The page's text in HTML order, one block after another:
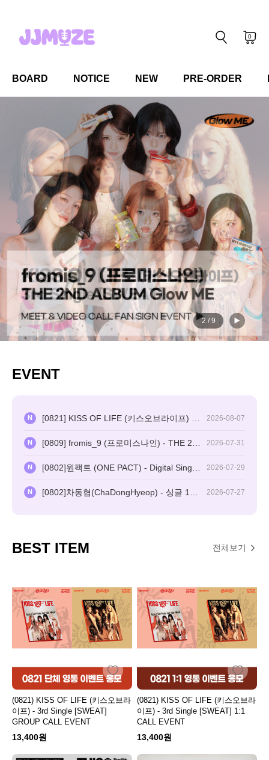
0
BOARD NOTICE NEW PRE-ORDER
2 /9
EVENT
N 2026-08-07
N 2026-07-31
N 2026-07-29
N 2026-07-27
BEST ITEM 전체보기
(0821) KISS OF LIFE (키스오브라
이프) - 3rd Single [SWEAT]
GROUP CALL EVENT
13,400원
(0821) KISS OF LIFE (키스오브라
이프) - 3rd Single [SWEAT] 1:1
CALL EVENT
13,400원